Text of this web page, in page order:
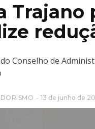
Trajano
Conselho de
13 de junho de